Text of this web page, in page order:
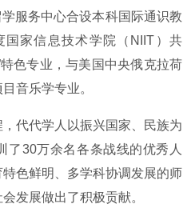
服务中心合设本科国际通识教
国家信息技术学院（NIIT）共
色专业，与美国中央俄克拉荷
音乐学专业。
代代学人以振兴国家、民族为
了30万余名各条战线的优秀人
色鲜明、多学科协调发展的师
发展做出了积极贡献。